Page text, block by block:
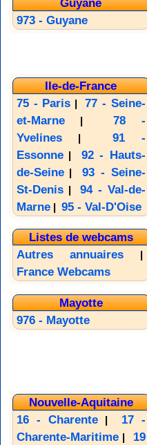
Guyane
973 - Guyane
Ile-de-France
75 - Paris |77 - Seine-
et-Marne| 78 -
Yvelines| 91 -
Essonne| 92 - Hauts-
de-Seine|93 - Seine-
St-Denis|94 - Val-de-
Marne| 95 - Val-D'Oise
Listes de webcams
Autres annuaires |
France Webcams
Mayotte
976 - Mayotte
Nouvelle-Aquitaine
16 - Charente| 17 -
Charente-Maritime| 19